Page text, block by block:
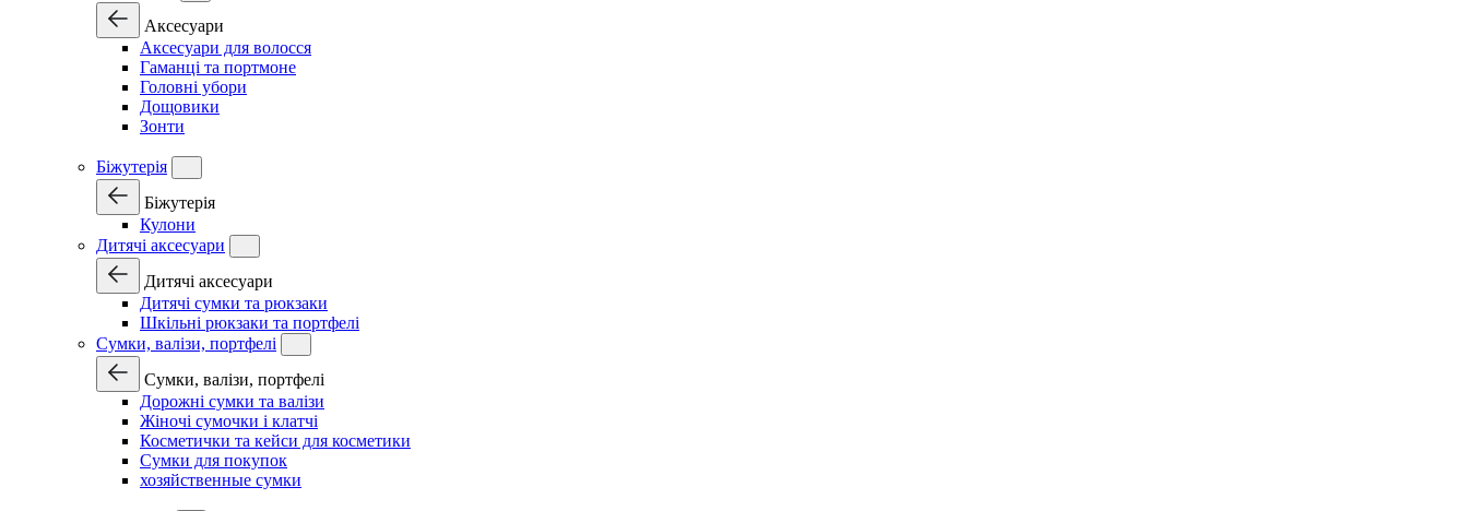
Аксесуари
Аксесуари для волосся
Гаманці та портмоне
Головні убори
Дощовики
Зонти
Біжутерія
Біжутерія
Кулони
Дитячі аксесуари
Дитячі аксесуари
Дитячі сумки та рюкзаки
Шкільні рюкзаки та портфелі
Сумки, валізи, портфелі
Сумки, валізи, портфелі
Дорожні сумки та валізи
Жіночі сумочки і клатчі
Косметички та кейси для косметики
Сумки для покупок
хозяйственные сумки